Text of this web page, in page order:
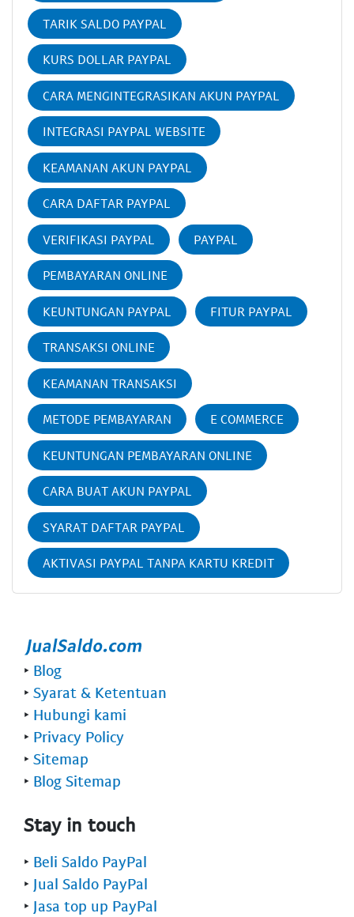
TARIK SALDO PAYPAL
KURS DOLLAR PAYPAL
CARA MENGINTEGRASIKAN AKUN PAYPAL
INTEGRASI PAYPAL WEBSITE
KEAMANAN AKUN PAYPAL
CARA DAFTAR PAYPAL
VERIFIKASI PAYPAL PAYPAL
PEMBAYARAN ONLINE
KEUNTUNGAN PAYPAL FITUR PAYPAL
TRANSAKSI ONLINE
KEAMANAN TRANSAKSI
METODE PEMBAYARAN E COMMERCE
KEUNTUNGAN PEMBAYARAN ONLINE
CARA BUAT AKUN PAYPAL
SYARAT DAFTAR PAYPAL
AKTIVASI PAYPAL TANPA KARTU KREDIT
‣ Blog
‣ Syarat & Ketentuan
‣ Hubungi kami
‣ Privacy Policy
‣ Sitemap
‣ Blog Sitemap
Stay in touch
‣ Beli Saldo PayPal
‣ Jual Saldo PayPal
‣ Jasa top up PayPal